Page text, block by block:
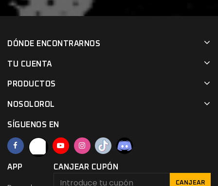
DÓNDE ENCONTRARNOS
TU CUENTA
PRODUCTOS
NOSOLOROL
SÍGUENOS EN
APP CANJEAR CUPÓN
CANJEAR